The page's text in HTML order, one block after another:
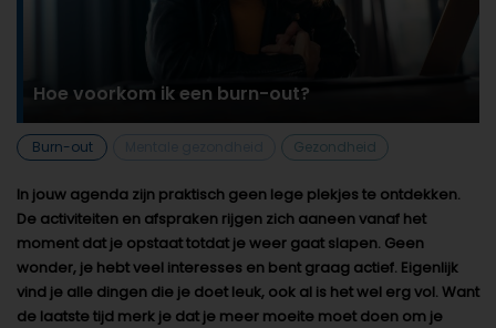
Hoe voorkom ik een burn-out?
Burn-out Gezondheid
In jouw agenda zijn praktisch geen lege plekjes te ontdekken.
De activiteiten en afspraken rijgen zich aaneen vanaf het
moment dat je opstaat totdat je weer gaat slapen. Geen
wonder, je hebt veel interesses en bent graag actief. Eigenlijk
vind je alle dingen die je doet leuk, ook al is het wel erg vol. Want
de laatste tijd merk je dat je meer moeite moet doen om je